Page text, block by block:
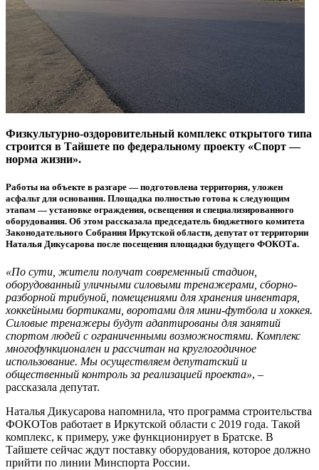
Физкультурно-оздоровительный комплекс открытого типа
строится в Тайшете по федеральному проекту «Спорт —
норма жизни».
Работы на объекте в разгаре — подготовлена территория, уложен
асфальт для основания. Площадка полностью готова к следующим
этапам — установке ограждения, освещения и специализированного
оборудования. Об этом рассказала председатель бюджетного комитета
Законодательного Собрания Иркутской области, депутат от территории
Наталья Дикусарова после посещения площадки будущего ФОКОТа.
«По сути, жители получат современный стадион,
оборудованный уличными силовыми тренажерами, сборно-
разборной трибуной, помещениями для хранения инвентаря,
хоккейными бортиками, воротами для мини-футбола и хоккея.
Силовые тренажеры будут адаптированы для занятий
спортом людей с ограниченными возможностями. Комплекс
многофункционален и рассчитан на круглогодичное
использование. Мы осуществляем депутатский и
общественный контроль за реализацией проекта», –
рассказала депутат.
Наталья Дикусарова напомнила, что программа строительства
ФОКОТов работает в Иркутской области с 2019 года. Такой
комплекс, к примеру, уже функционирует в Братске. В
Тайшете сейчас ждут поставку оборудования, которое должно
прийти по линии Минспорта России.